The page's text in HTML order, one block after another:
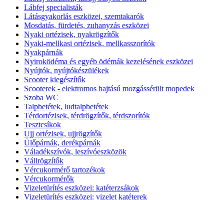
Lábfej specialisták
Látásgyakorlás eszközei, szemtakarók
Mosdatás, fürdetés, zuhanyzás eszközei
Nyaki ortézisek, nyakrögzítők
Nyaki-mellkasi ortézisek, mellkasszorítók
Nyakpárnák
Nyiroködéma és egyéb ödémák kezelésének eszközei
Nyújtók, nyújtókészülékek
Scooter kiegészítők
Scooterek - elektromos hajtású mozgássérült mopedek
Szoba WC
Talpbetétek, ludtalpbetétek
Térdortézisek, térdrögzítők, térdszorítók
Tesztcsíkok
Ujj ortézisek, ujjrögzítők
Ülőpárnák, derékpárnák
Váladékszívók, leszívóeszközök
Vállrögzítők
Vércukormérő tartozékok
Vércukormérők
Vizeletürítés eszközei: katéterzsákok
Vizeletürítés eszközei: vizelet katéterek